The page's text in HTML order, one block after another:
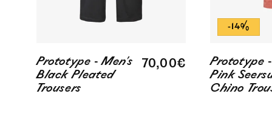
Prototype - Men's
Black Pleated
Trousers
Regular
70,00€
-14%
Prototype
Pink
Chino